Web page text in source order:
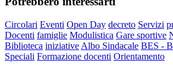
Circolari Eventi Open Day decreto Servizi
Docenti famiglie Modulistica Gare sportive
Biblioteca iniziative Albo Sindacale BES -
Speciali Formazione docenti Orientamento